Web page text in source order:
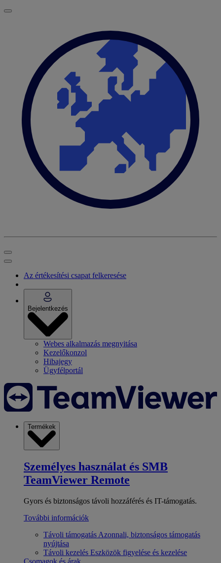
Az értékesítési csapat felkeresése
Bejelentkezés
Webes alkalmazás megnyitása
Kezelőkonzol
Hibajegy
Ügyfélportál
Termékek
Személyes használat és SMB
TeamViewer Remote
Gyors és biztonságos távoli hozzáférés és IT-támogatás.
További információk
Távoli támogatás Azonnali, biztonságos támogatás
nyújtása
Távoli kezelés Eszközök figyelése és kezelése
Csomagok és árak